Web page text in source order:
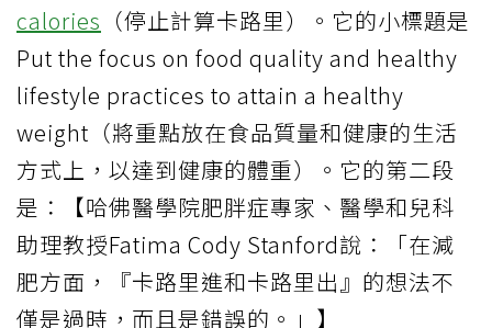
calories （停止計算卡路里）。它的小標題是
Put the focus on food quality and healthy
lifestyle practices to attain a healthy
weight（將重點放在食品質量和健康的生活
方式上，以達到健康的體重）。它的第二段
是：【哈佛醫學院肥胖症專家、醫學和兒科
助理教授Fatima Cody Stanford說：「在減
肥方面，『卡路里進和卡路里出』的想法不
僅是過時，而且是錯誤的。」】